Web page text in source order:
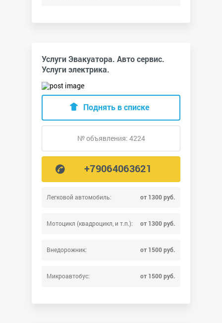
Услуги Эвакуатора. Авто сервис.
Услуги электрика.
Легковой автомобиль: от 1300 руб.
Мотоцикл (квадроцикл, и т.п.): от 1300 руб.
Внедорожник: от 1500 руб.
Микроавтобус: от 1500 руб.
Поднять в списке
№ объявления: 4224
+79064063621